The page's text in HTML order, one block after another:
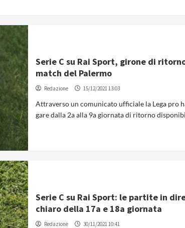
Serie C su Rai Sport, girone di
match del Palermo
Redazione 15/12/2021 13:03
Attraverso un comunicato ufficiale la Lega pro
gare dalla 2a alla 9a giornata di ritorno
Serie C su Rai Sport: le partite in
chiaro della 17a e 18a giornata
Redazione 30/11/2021 10:41